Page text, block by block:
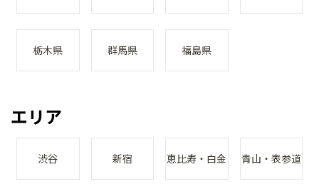
栃木県 群馬県 福島県
エリア
渋谷 新宿 恵比寿・白金 青山・表参道